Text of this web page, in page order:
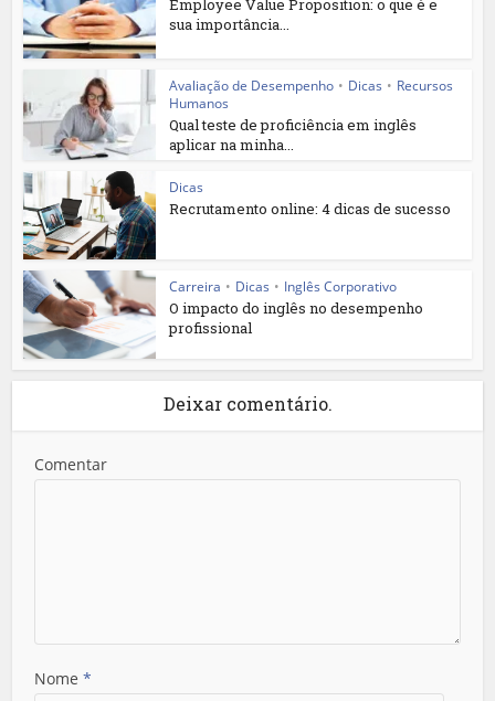
Employee Value Proposition: o que é e
sua importância...
Avaliação de Desempenho • Dicas • Recursos
Humanos
Qual teste de proficiência em inglês
aplicar na minha...
Dicas
Recrutamento online: 4 dicas de sucesso
Carreira • Dicas • Inglês Corporativo
O impacto do inglês no desempenho
profissional
Deixar comentário.
Comentar
Nome*